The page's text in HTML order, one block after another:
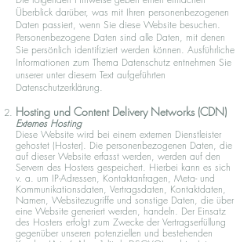
Überblick darüber, was mit Ihren personenbezogenen
Daten passiert, wenn Sie diese Website besuchen.
Personenbezogene Daten sind alle Daten, mit denen
Sie persönlich identifiziert werden können. Ausführliche
Informationen zum Thema Datenschutz entnehmen Sie
unserer unter diesem Text aufgeführten
Datenschutzerklärung.
Hosting und Content Delivery Networks (CDN)
Externes Hosting
Diese Website wird bei einem externen Dienstleister
gehostet (Hoster). Die personenbezogenen Daten, die
auf dieser Website erfasst werden, werden auf den
Servern des Hosters gespeichert. Hierbei kann es sich
v. a. um IP-Adressen, Kontaktanfragen, Meta- und
Kommunikationsdaten, Vertragsdaten, Kontaktdaten,
Namen, Websitezugriffe und sonstige Daten, die über
eine Website generiert werden, handeln. Der Einsatz
des Hosters erfolgt zum Zwecke der Vertragserfüllung
gegenüber unseren potenziellen und bestehenden